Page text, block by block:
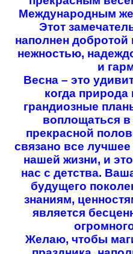
Контакты
53.02.02 Музыкальное
54.02.05 Живопись
51.02.03 Библиотечно-
53.02.08 Музыкальное
43.02.16 Туризм и гостеприимство
Особенности проведения
и лиц с ОВЗ
Международным
Этот
наполнен
нежностью,
и
Весна – это
когда природа
грандиозные
воплощаться
прекрасной
связано все лучшее
нашей жизни, и
нас с детства.
будущего
знаниям,
является
Желаю, чтобы